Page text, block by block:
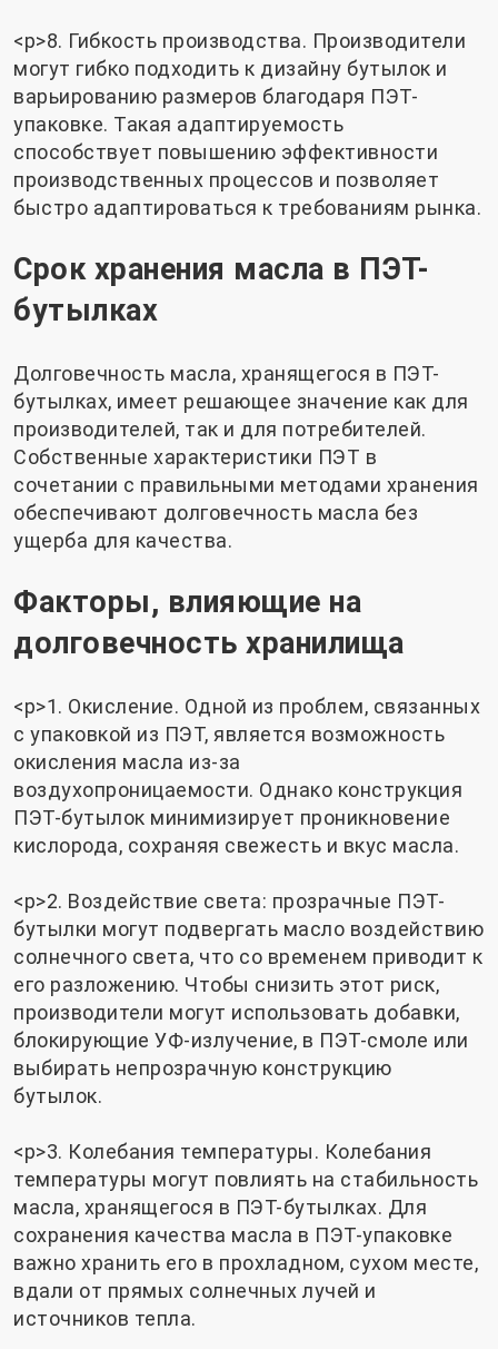
<р>8. Гибкость производства. Производители
могут гибко подходить к дизайну бутылок и
варьированию размеров благодаря ПЭТ-
упаковке. Такая адаптируемость
способствует повышению эффективности
производственных процессов и позволяет
быстро адаптироваться к требованиям рынка.
Срок хранения масла в ПЭТ-
бутылках
Долговечность масла, хранящегося в ПЭТ-
бутылках, имеет решающее значение как для
производителей, так и для потребителей.
Собственные характеристики ПЭТ в
сочетании с правильными методами хранения
обеспечивают долговечность масла без
ущерба для качества.
Факторы, влияющие на
долговечность хранилища
<р>1. Окисление. Одной из проблем, связанных
с упаковкой из ПЭТ, является возможность
окисления масла из-за
воздухопроницаемости. Однако конструкция
ПЭТ-бутылок минимизирует проникновение
кислорода, сохраняя свежесть и вкус масла.
<р>2. Воздействие света: прозрачные ПЭТ-
бутылки могут подвергать масло воздействию
солнечного света, что со временем приводит к
его разложению. Чтобы снизить этот риск,
производители могут использовать добавки,
блокирующие УФ-излучение, в ПЭТ-смоле или
выбирать непрозрачную конструкцию
бутылок.
<р>3. Колебания температуры. Колебания
температуры могут повлиять на стабильность
масла, хранящегося в ПЭТ-бутылках. Для
сохранения качества масла в ПЭТ-упаковке
важно хранить его в прохладном, сухом месте,
вдали от прямых солнечных лучей и
источников тепла.